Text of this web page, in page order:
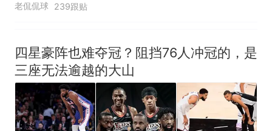
老侃侃球 239跟贴
四星豪阵也难夺冠？阻挡76人冲冠的，是
三座无法逾越的大山